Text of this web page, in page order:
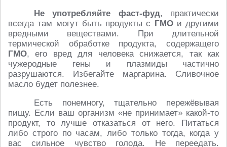
Не употребляйте фаст-фуд, практически
всегда там могут быть продукты с ГМОи другими
вредными веществами. При длительной
термической обработке продукта, содержащего
ГМО, его вред для человека снижается, так как
чужеродные гены и плазмиды частично
разрушаются. Избегайте маргарина. Сливочное
масло будет полезнее.
Есть понемногу, тщательно пережёвывая
пищу. Если ваш организм «не принимает» какой-то
продукт, то лучше отказаться от него. Питаться
либо строго по часам, либо только тогда, когда у
вас сильное чувство голода. Не переедать.